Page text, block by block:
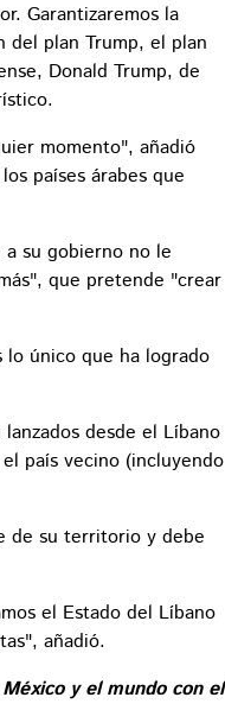
Garantizaremos la
del plan Trump, el plan
Donald Trump, de
momento", añadió
países árabes que
su gobierno no le
que pretende "crear
único que ha logrado
desde el Líbano
país vecino (incluyendo
de su territorio y debe
el Estado del Líbano
añadió.
y el mundo con el